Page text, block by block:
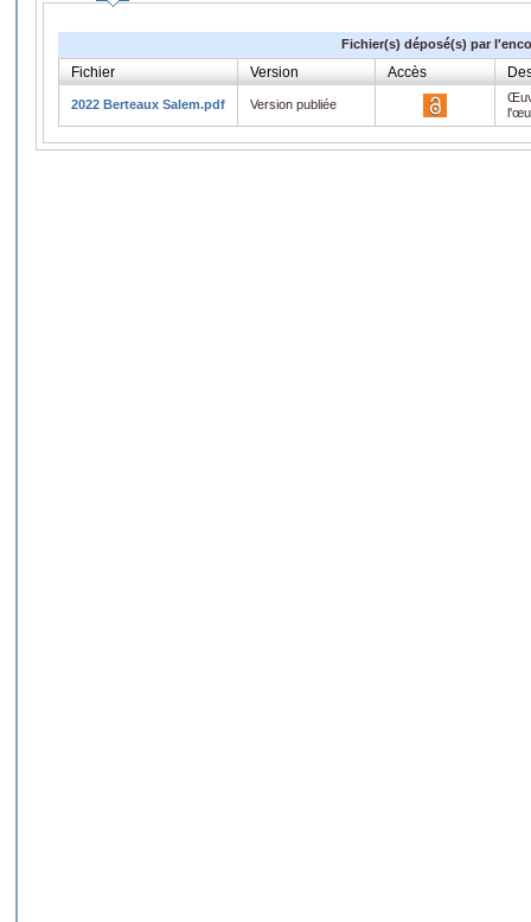
Fichier(s) déposé(s) par
Fichier Version Accès
2022 Berteaux Salem.pdf Version publiée